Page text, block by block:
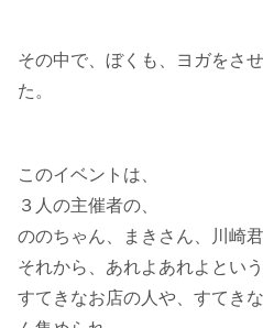
その中で、ぼくも、ヨガをさ
た。
このイベントは、
３人の主催者の、
ののちゃん、まきさん、川崎
それから、あれよあれよという
すてきなお店の人や、すてき